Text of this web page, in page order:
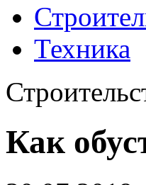
Техника
Как